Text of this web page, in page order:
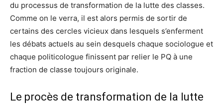
du processus de transformation de la lutte des classes.
Comme on le verra, il est alors permis de sortir de
certains des cercles vicieux dans lesquels s’enferment
les débats actuels au sein desquels chaque sociologue et
chaque politicologue finissent par relier le PQ à une
fraction de classe toujours originale.
Le procès de transformation de la lutte